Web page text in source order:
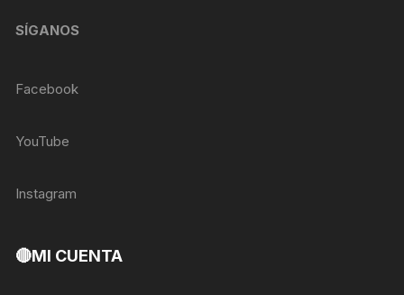
SÍGANOS
Facebook
YouTube
Instagram
🔴MI CUENTA